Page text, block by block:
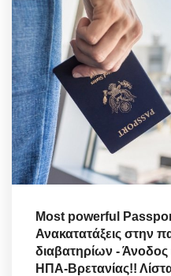
Most powerful
Ανακατατάξεις στην
διαβατηρίων -
ΗΠΑ-Βρετανίας!!